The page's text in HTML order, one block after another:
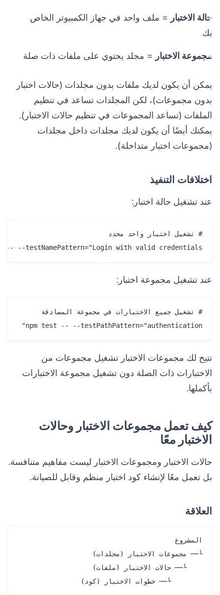
حالة الاختبار = ملف واحد في جهاز الكمبيوتر الخاص
بك
مجموعة الاختبار = مجلد يحتوي على ملفات ذات صلة
يمكن أن يكون لديك ملفات بدون مجلدات (حالات اختبار
بدون مجموعات)، لكن المجلدات تساعد في تنظيم
الملفات (تساعد المجموعات في تنظيم حالات الاختبار).
يمكنك أيضًا أن يكون لديك مجلدات داخل مجلدات
(مجموعات اختبار متداخلة).
اختلافات التنفيذ
عند تشغيل حالة اختبار:
-- --testNamePattern="Login with valid credentials"
عند تشغيل مجموعة اختبار:
npm test -- --testPathPattern="authentication"
تتيح لك مجموعات الاختبار تشغيل مجموعات من
الاختبارات ذات الصلة دون تشغيل مجموعة الاختبارات
بأكملها.
كيف تعمل مجموعات الاختبار وحالات
الاختبار معًا
حالات الاختبار ومجموعات الاختبار ليست مفاهيم متنافسة.
بل تعمل معًا لإنشاء كود اختبار منظم وقابل للصيانة.
العلاقة
        └── خطوات الاختبار (كود)